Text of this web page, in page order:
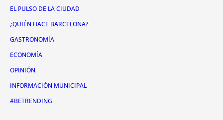
EL PULSO DE LA CIUDAD
¿QUIÉN HACE BARCELONA?
GASTRONOMÍA
ECONOMÍA
OPINIÓN
INFORMACIÓN MUNICIPAL
#BETRENDING